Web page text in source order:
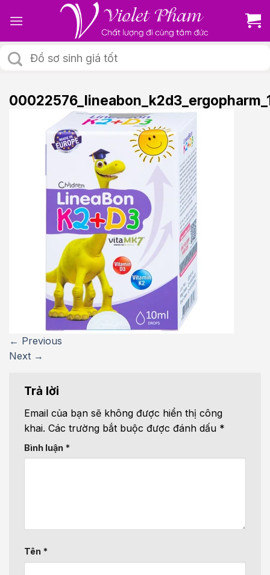
Tìm
kiếm:
← Previous
Next →
Trả lời
Email của bạn sẽ không được hiển thị công
khai. Các trường bắt buộc được đánh dấu *
Bình luận *
Tên *